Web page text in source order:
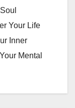
Your Life
Inner
Mental